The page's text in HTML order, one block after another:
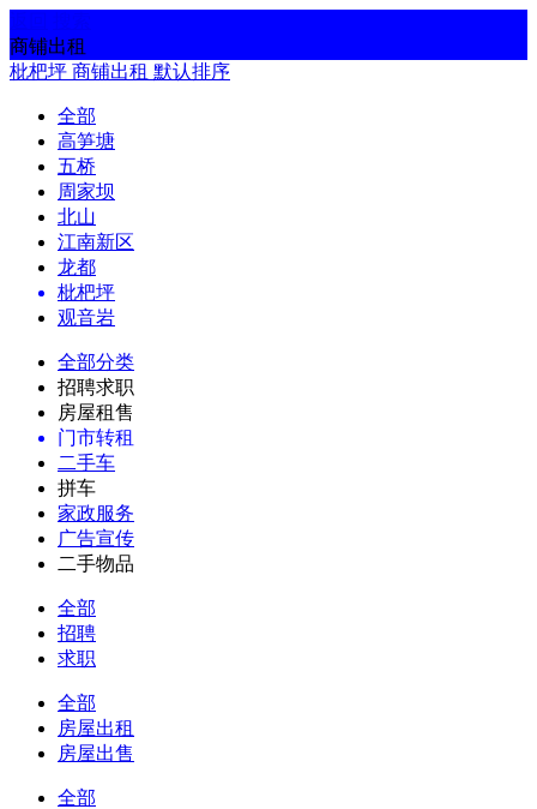
商铺出租
枇杷坪 商铺出租 默认排序
全部
高笋塘
五桥
周家坝
北山
江南新区
龙都
枇杷坪
观音岩
全部分类
招聘求职
房屋租售
门市转租
二手车
拼车
家政服务
广告宣传
二手物品
全部
招聘
求职
全部
房屋出租
房屋出售
全部